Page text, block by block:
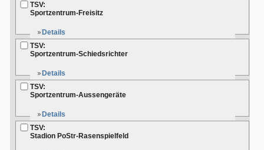
TSV:
Sportzentrum-Freisitz
Details
TSV:
Sportzentrum-Schiedsrichter
Details
TSV:
Sportzentrum-Aussengeräte
Details
TSV:
Stadion PoStr-Rasenspielfeld